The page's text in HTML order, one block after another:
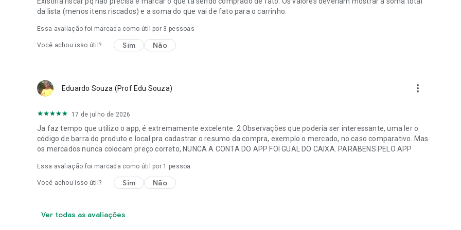
da lista (menos itens riscados) e a soma do que vai de fato para o carrinho.
Essa avaliação foi marcada como útil por 3 pessoas
Você achou isso útil? Sim Não
Eduardo Souza (Prof Edu Souza) more_vert
17 de julho de 2026
Ja faz tempo que utilizo o app, é extremamente excelente. 2 Observações que poderia ser interessante, uma ler o
código de barra do produto e local pra cadastrar o resumo da compra, exemplo o mercado, no caso comparativo. Mas
os mercados nunca colocam preço correto, NUNCA A CONTA DO APP FOI GUAL DO CAIXA. PARABENS PELO APP
Essa avaliação foi marcada como útil por 1 pessoa
Você achou isso útil? Sim Não
Ver todas as avaliações